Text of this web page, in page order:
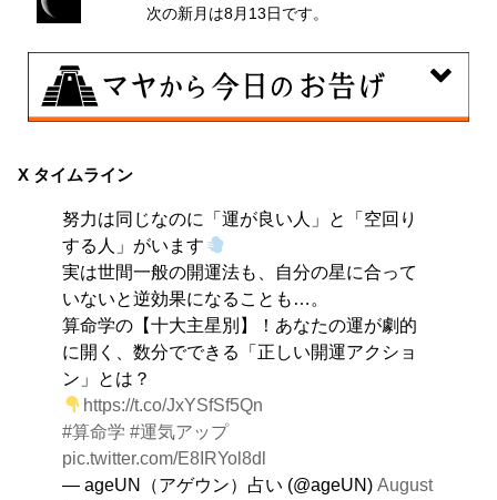
次の新月は8月13日です。
大きくエネルギーを放出する日。日々の活力をため込ん
X タイムライン
努力は同じなのに「運が良い人」と「空回り
する人」がいます
実は世間一般の開運法も、自分の星に合って
いないと逆効果になることも…。
算命学の【十大主星別】！あなたの運が劇的
に開く、数分でできる「正しい開運アクショ
ン」とは？
https://t.co/JxYSfSf5Qn
#算命学 #運気アップ
pic.twitter.com/E8IRYol8dl
— ageUN（アゲウン）占い (@ageUN)August